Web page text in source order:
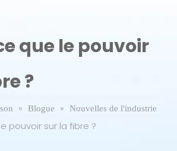
que le pouvoir
?
» Blogue » Nouvelles de l'industrie
pouvoir sur la fibre ?